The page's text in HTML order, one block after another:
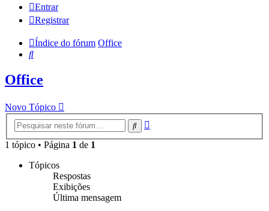
Entrar
Registrar
Índice do fórum Office
Pesquisar
Office
Novo Tópico
Pesquisar
1 tópico • Página 1 de 1
Tópicos
Respostas
Exibições
Última mensagem